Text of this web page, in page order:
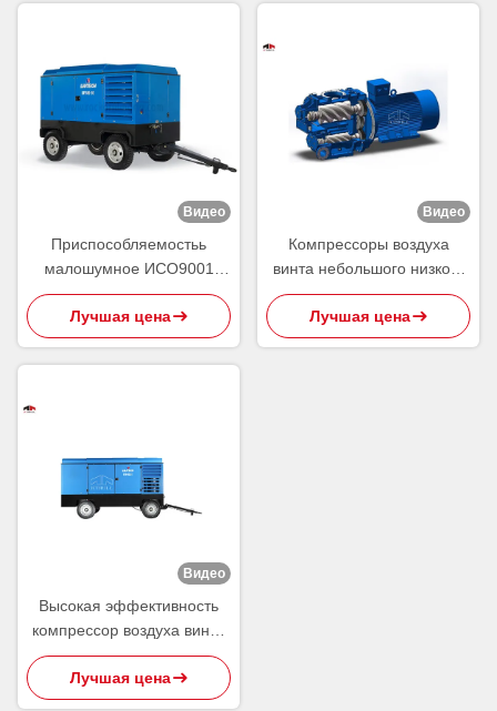
Видео
Приспособляемостьь
малошумное ИСО9001
компрессора воздуха
двигателя дизеля 4 колес
высокая
Лучшая цена
Видео
Компрессоры воздуха
винта небольшого низкого
давления портативные
роторные установили одно
колесо 2 для молотка Джек
Лучшая цена
Видео
Высокая эффективность
компрессор воздуха винта
5 тонн портативный
Лучшая цена